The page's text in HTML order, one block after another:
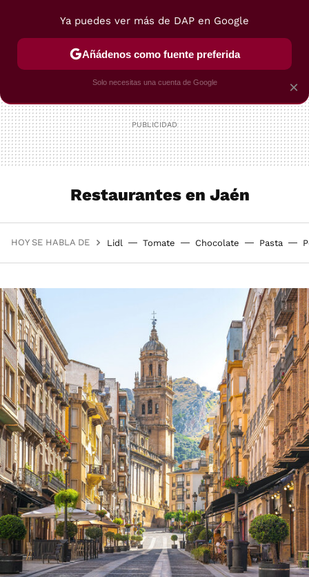
POSTRES VIAJES SELECCIÓN VEGUI
Restaurantes en Jaén
HOY SE HABLA DE Lidl Tomate Chocolate Pasta
×
Ya puedes ver más de DAP en Google
Añádenos como fuente preferida
Solo necesitas una cuenta de Google